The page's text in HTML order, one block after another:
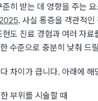
히 받는 데 영향을 주는
. 사실 통증을 객관적
현도 진료 경험과 여러 자
수준으로 충분히 낮춰 드
차이가 큽니다. 아래에
부위를 시술할 때